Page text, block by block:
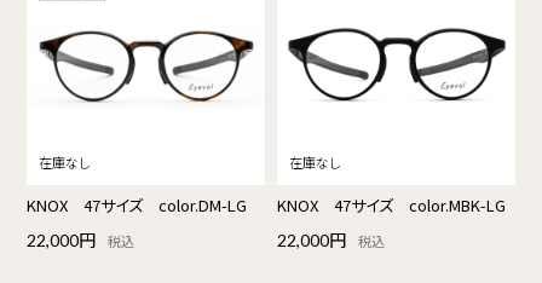
KNOX 47サイズ color.DM-LG
22,000円 税込
KNOX 47サイズ color.MBK-LG
22,000円 税込